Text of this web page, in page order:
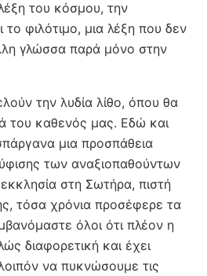
του κόσμου, την
το φιλότιμο, μια λέξη που δεν
γλώσσα παρά μόνο στην
την λυδία λίθο, όπου θα
του καθενός μας. Εδώ και
μια προσπάθεια
των αναξιοπαθούντων
στη Σωτήρα, πιστή
τόσα χρόνια προσέφερε τα
όλοι ότι πλέον η
διαφορετική και έχει
να πυκνώσουμε τις